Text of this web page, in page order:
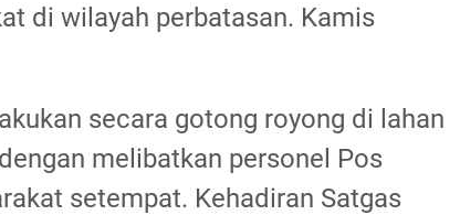
di wilayah perbatasan. Kamis
secara gotong royong di lahan
melibatkan personel Pos
setempat. Kehadiran Satgas